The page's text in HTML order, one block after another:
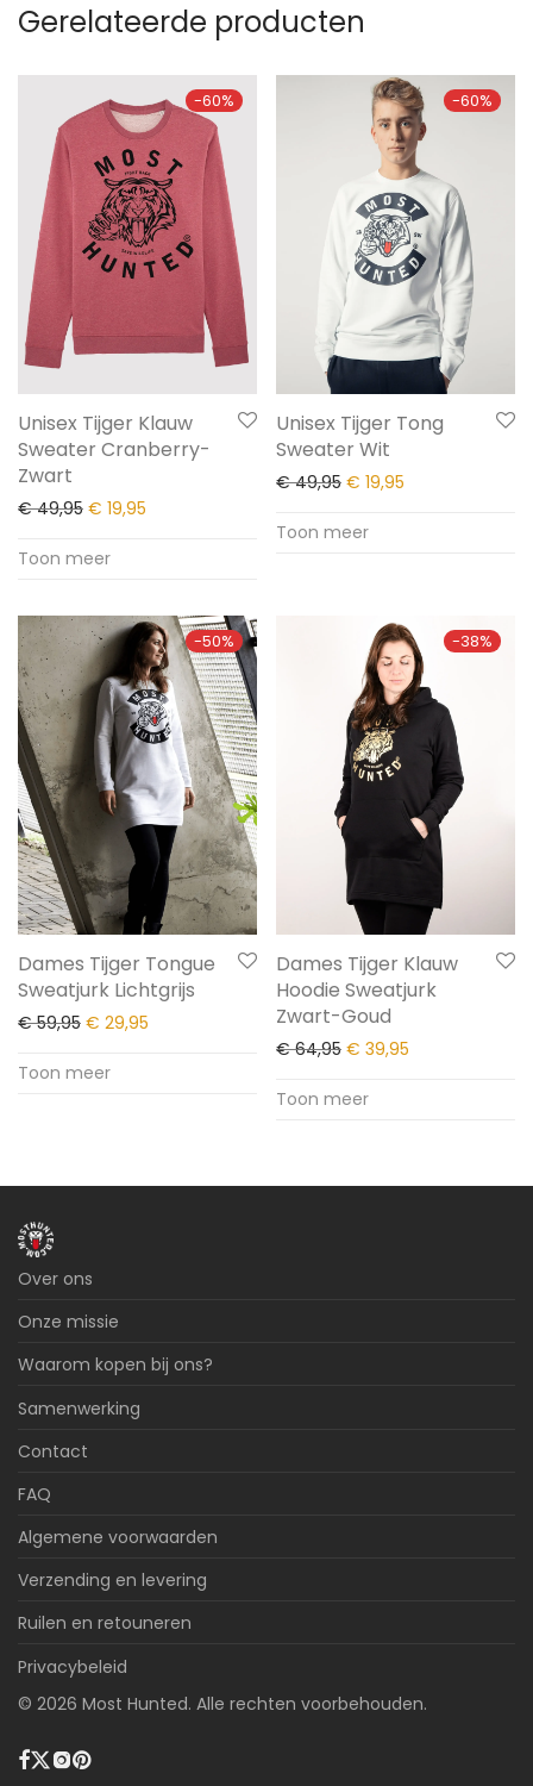
Gerelateerde producten
-60%
Unisex Tijger Klauw
Sweater Cranberry-
Zwart
€49,95 € 19,95
Toon meer
-60%
Unisex Tijger Tong
Sweater Wit
€49,95 € 19,95
Toon meer
-50%
Dames Tijger Tongue
Sweatjurk Lichtgrijs
€59,95 € 29,95
Toon meer
-38%
Dames Tijger Klauw
Hoodie Sweatjurk
Zwart-Goud
€64,95 € 39,95
Toon meer
Over ons
Onze missie
Waarom kopen bij ons?
Samenwerking
Contact
FAQ
Algemene voorwaarden
Verzending en levering
Ruilen en retouneren
Privacybeleid
© 2026 Most Hunted. Alle rechten voorbehouden.